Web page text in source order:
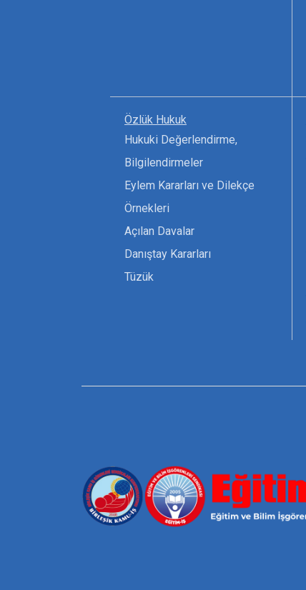
Özlük Hukuk
Hukuki Değerlendirme,
Bilgilendirmeler
Eylem Kararları ve Dilekçe
Örnekleri
Açılan Davalar
Danıştay Kararları
Tüzük